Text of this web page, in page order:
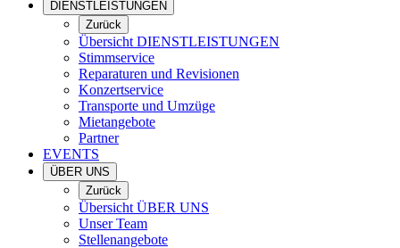
DIENSTLEISTUNGEN
Zurück
Übersicht DIENSTLEISTUNGEN
Stimmservice
Reparaturen und Revisionen
Konzertservice
Transporte und Umzüge
Mietangebote
Partner
EVENTS
ÜBER UNS
Zurück
Übersicht ÜBER UNS
Unser Team
Stellenangebote